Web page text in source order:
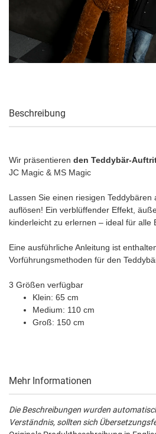
Beschreibung
Wir präsentieren den Teddybär-
JC Magic & MS Magic
Lassen Sie einen riesigen
auflösen! Ein verblüffender Effekt,
kinderleicht zu erlernen – ideal für alle
Eine ausführliche Anleitung ist
Vorführungsmethoden für den
3 Größen verfügbar
Klein: 65 cm
Medium: 110 cm
Groß: 150 cm
Mehr Informationen
Die Beschreibungen wurden
Verständnis, sollten sich